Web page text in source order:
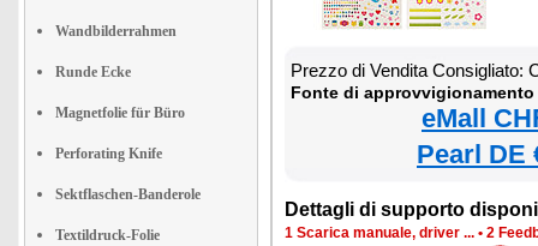
Wandbilderrahmen
Runde Ecke
Magnetfolie für Büro
Perforating Knife
Sektflaschen-Banderole
Textildruck-Folie
Prezzo di Vendita Consigliato:
Fonte di
eMall
Pearl DE
Dettagli di supporto
1 Scarica manuale, driver ... • 2